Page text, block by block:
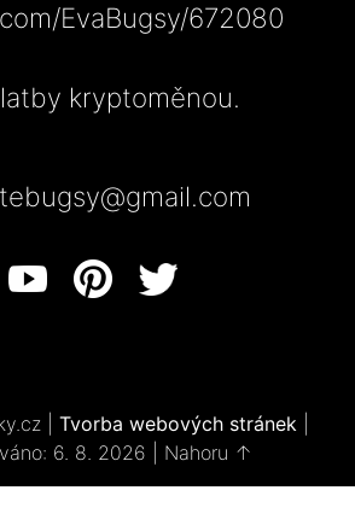
EvaBugsy/672080
kryptoměnou.
Tvorba webových stránek
6. 8. 2026
Nahoru ↑